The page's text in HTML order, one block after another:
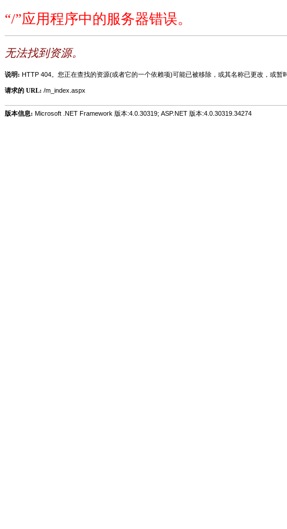
“/”应用程序中的服务器错误。
无法找到资源。
说明: HTTP 404。您正在查找的资源(或者它的一个依赖项)可能已被移除，或其名称已更改，或暂
请求的 URL: /m_index.aspx
版本信息: Microsoft .NET Framework 版本:4.0.30319; ASP.NET 版本:4.0.30319.34274